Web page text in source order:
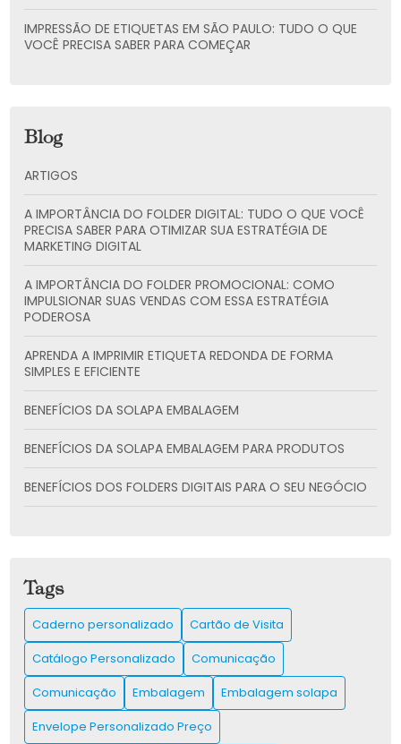
IMPRESSÃO DE ETIQUETAS EM SÃO PAULO: TUDO O QUE
VOCÊ PRECISA SABER PARA COMEÇAR
Blog
ARTIGOS
A IMPORTÂNCIA DO FOLDER DIGITAL: TUDO O QUE VOCÊ
PRECISA SABER PARA OTIMIZAR SUA ESTRATÉGIA DE
MARKETING DIGITAL
A IMPORTÂNCIA DO FOLDER PROMOCIONAL: COMO
IMPULSIONAR SUAS VENDAS COM ESSA ESTRATÉGIA
PODEROSA
APRENDA A IMPRIMIR ETIQUETA REDONDA DE FORMA
SIMPLES E EFICIENTE
BENEFÍCIOS DA SOLAPA EMBALAGEM
BENEFÍCIOS DA SOLAPA EMBALAGEM PARA PRODUTOS
BENEFÍCIOS DOS FOLDERS DIGITAIS PARA O SEU NEGÓCIO
CARTÃO DE VISITA: COMO CRIAR E UTILIZAR PARA
IMPULSIONAR SUA REDE DE CONTATOS
CARTÃO DE VISITA: COMO CRIAR O SEU E IMPRESSIONAR
CLIENTES
CATÁLOGO IMPRESSO É A CHAVE PARA IMPULSIONAR SUAS
VENDAS E ENCANTAR CLIENTES
Tags
Caderno personalizado
Cartão de Visita
Catálogo Personalizado
Comunicação
Comunicação
Embalagem
Embalagem solapa
Envelope Personalizado Preço